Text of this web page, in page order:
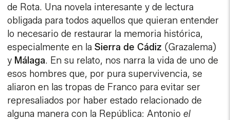
de Rota. Una novela interesante y de lectura
obligada para todos aquellos que quieran entender
lo necesario de restaurar la memoria histórica,
especialmente en laSierra de Cádiz (Grazalema)
y Málaga. En su relato, nos narra la vida de uno de
esos hombres que, por pura supervivencia, se
aliaron en las tropas de Franco para evitar ser
represaliados por haber estado relacionado de
alguna manera con la República: Antonioel